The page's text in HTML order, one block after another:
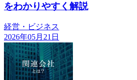
をわかりやすく解説
経営・ビジネス
2026年05月21日